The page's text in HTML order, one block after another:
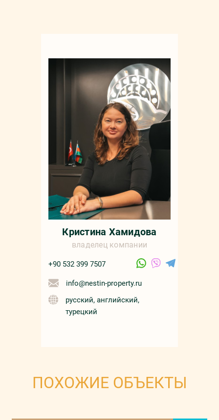
Кристина Хамидова
владелец компании
+90 532 399 7507
info@nestin-property.ru
русский, английский,
турецкий
ПОХОЖИЕ ОБЪЕКТЫ